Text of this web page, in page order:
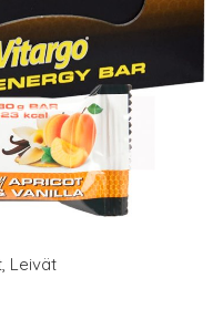
, Leivät